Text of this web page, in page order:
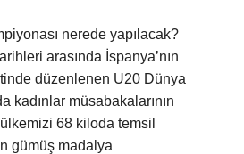
nerede yapılacak?
​​arasında İspanya’nın
düzenlenen U20 Dünya
kadınlar müsabakalarının
68 kiloda temsil
gümüş madalya